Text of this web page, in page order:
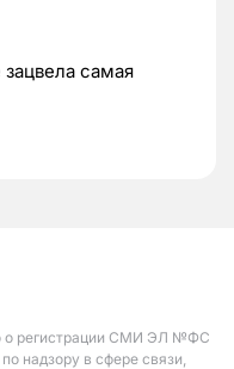
самая
о регистрации СМИ ЭЛ №ФС
надзору в сфере связи,